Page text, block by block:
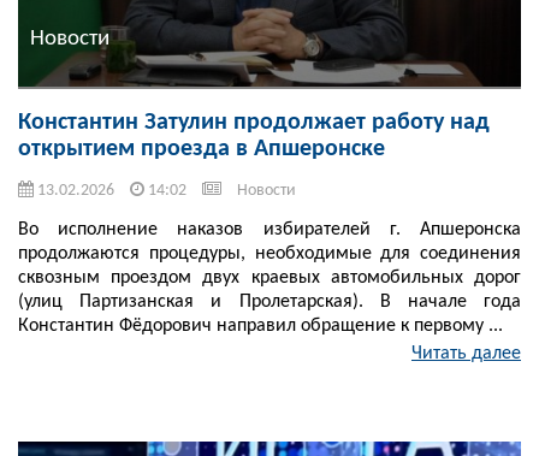
Новости
Константин Затулин продолжает работу над
открытием проезда в Апшеронске
13.02.2026 14:02 Новости
Во исполнение наказов избирателей г. Апшеронска
продолжаются процедуры, необходимые для соединения
сквозным проездом двух краевых автомобильных дорог
(улиц Партизанская и Пролетарская). В начале года
Константин Фёдорович направил обращение к первому ...
Читать далее